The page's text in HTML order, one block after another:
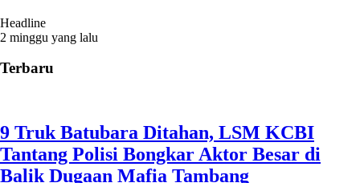
Headline
2 minggu yang lalu
Terbaru
9 Truk Batubara Ditahan, LSM KCBI
Tantang Polisi Bongkar Aktor Besar di
Balik Dugaan Mafia Tambang